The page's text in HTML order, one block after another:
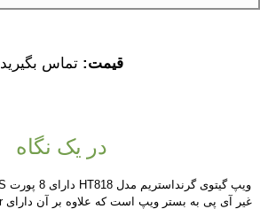
قیمت:تماس بگیرید
در یک نگاه